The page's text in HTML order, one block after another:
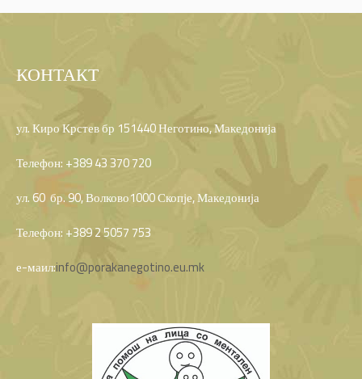
КОНТАКТ
ул. Киро Крстев бр 151440 Неготино, Македонија
Телефон: +389 43 370 720
ул. 60 бр. 90, Волково1000 Скопје, Македонија
Телефон: +389 2 5057 753
е-маил:info@porakanegotino.eu.mk